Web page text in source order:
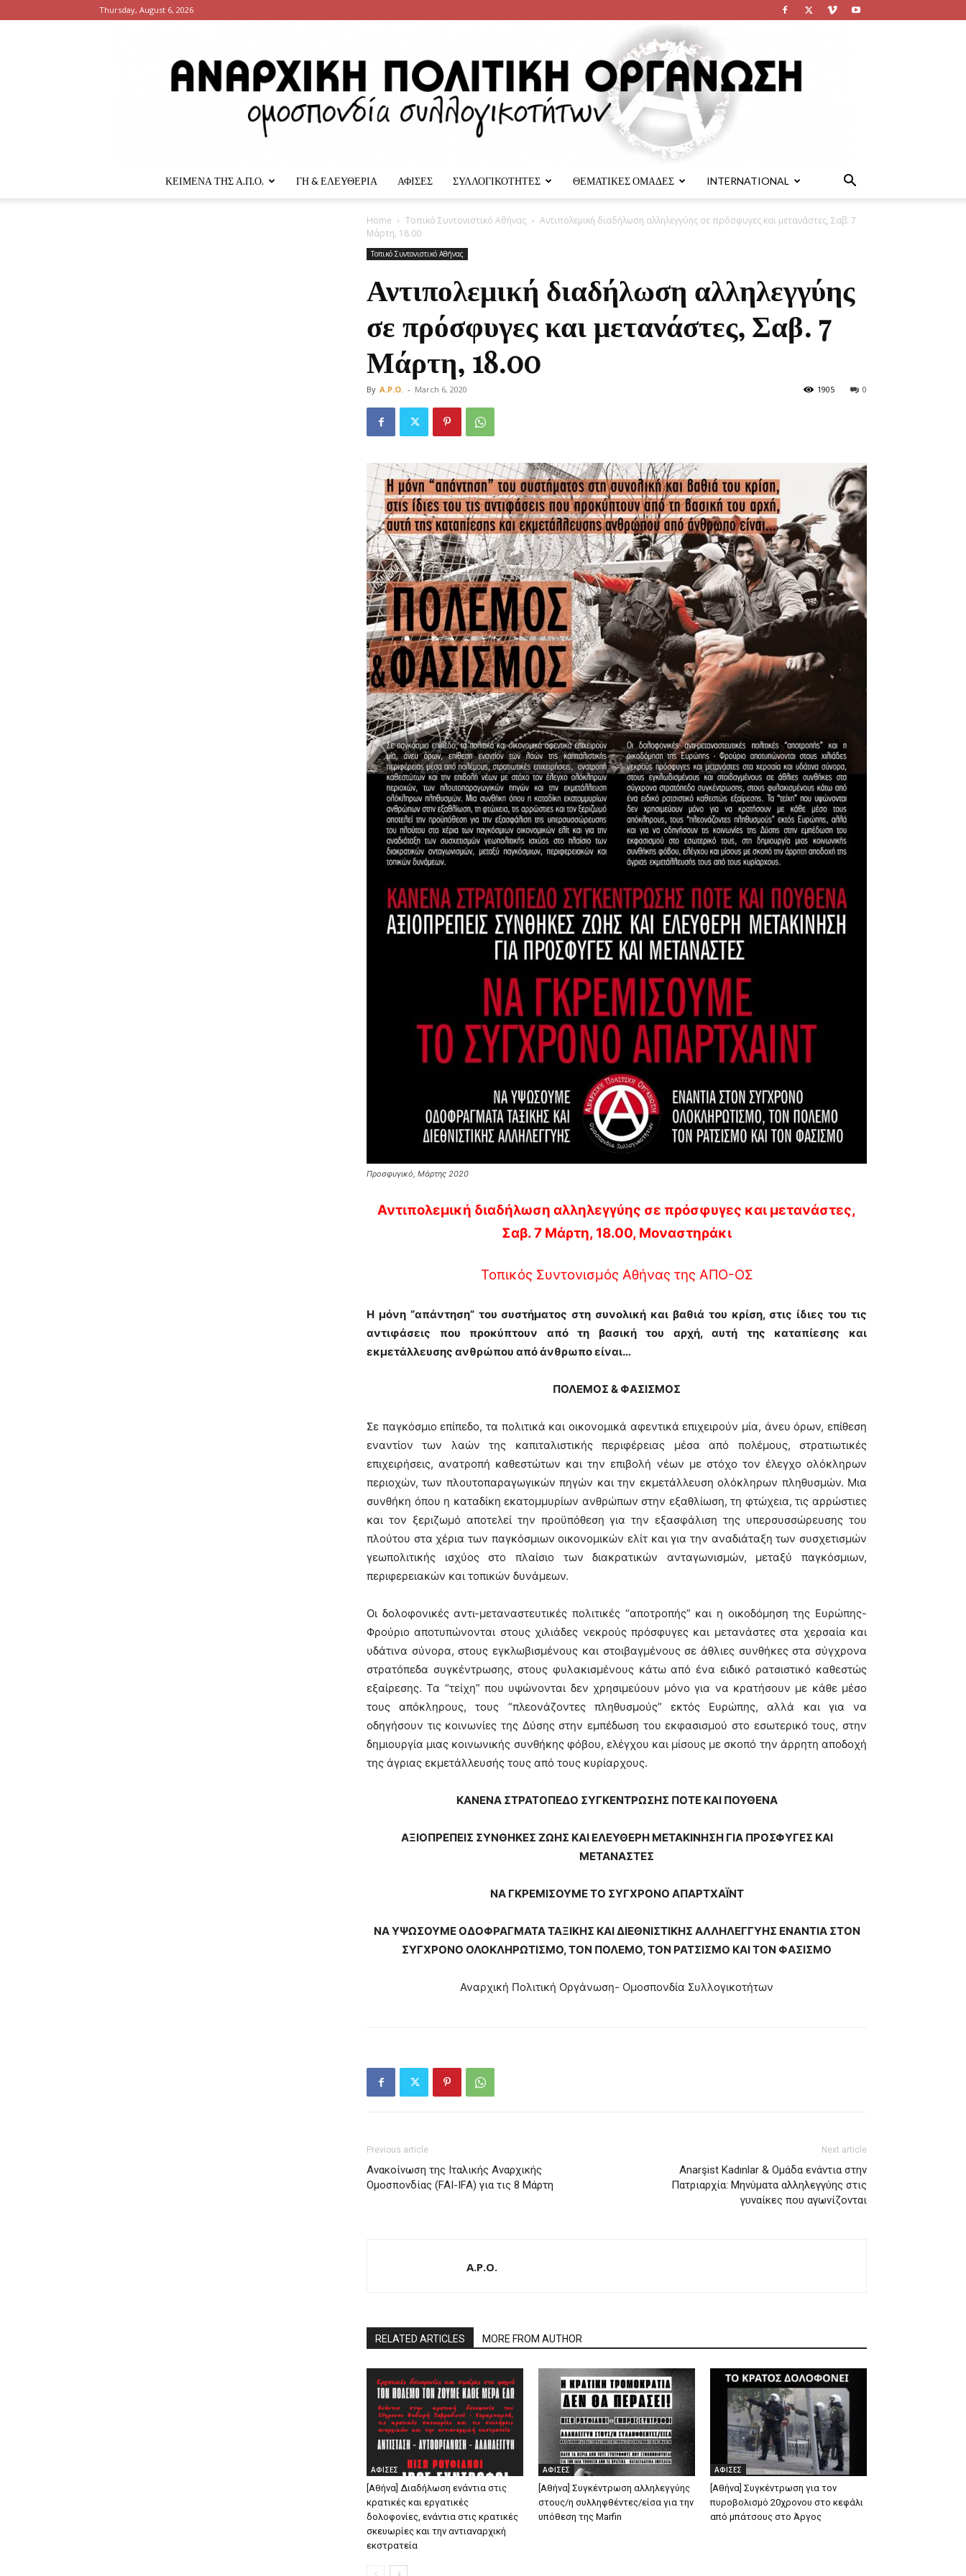
Thursday, August 6, 2026
Πολιτική
ΚΕΙΜΕΝΑ ΤΗΣ Α.Π.Ο. ΓΗ & ΕΛΕΥΘΕΡΙΑ ΑΦΙΣΕΣ ΣΥΛΛΟΓΙΚΟΤΗΤΕΣ ΘΕΜΑΤΙΚΕΣ ΟΜΑΔΕΣ INTERNATIONAL
Home Τοπικό Συντονιστικό Αθήνας
Αντιπολεμική διαδήλωση αλληλεγγύης σε πρόσφυγες και μετανάστες, Σαβ. 7
Μάρτη, 18.00
Τοπικό Συντονιστικό Αθήνας
Αντιπολεμική διαδήλωση αλληλεγγύης
σε πρόσφυγες και μετανάστες, Σαβ. 7
Μάρτη, 18.00
By A.P.O. - March 6, 2020 0
1905
Προσφυγικό, Μάρτης 2020
Αντιπολεμική διαδήλωση αλληλεγγύης σε πρόσφυγες και μετανάστες,
Σαβ. 7 Μάρτη, 18.00, Μοναστηράκι
Τοπικός Συντονισμός Αθήνας της ΑΠΟ-ΟΣ
Η μόνη “απάντηση” του συστήματος στη συνολική και βαθιά του κρίση, στις ίδιες του τις
αντιφάσεις που προκύπτουν από τη βασική του αρχή, αυτή της καταπίεσης και
εκμετάλλευσης ανθρώπου από άνθρωπο είναι…
ΠΟΛΕΜΟΣ & ΦΑΣΙΣΜΟΣ
Σε παγκόσμιο επίπεδο, τα πολιτικά και οικονομικά αφεντικά επιχειρούν μία, άνευ όρων, επίθεση
εναντίον των λαών της καπιταλιστικής περιφέρειας μέσα από πολέμους, στρατιωτικές
επιχειρήσεις, ανατροπή καθεστώτων και την επιβολή νέων με στόχο τον έλεγχο ολόκληρων
περιοχών, των πλουτοπαραγωγικών πηγών και την εκμετάλλευση ολόκληρων πληθυσμών. Μια
συνθήκη όπου η καταδίκη εκατομμυρίων ανθρώπων στην εξαθλίωση, τη φτώχεια, τις αρρώστιες
και τον ξεριζωμό αποτελεί την προϋπόθεση για την εξασφάλιση της υπερσυσσώρευσης του
πλούτου στα χέρια των παγκόσμιων οικονομικών ελίτ και για την αναδιάταξη των συσχετισμών
γεωπολιτικής ισχύος στο πλαίσιο των διακρατικών ανταγωνισμών, μεταξύ παγκόσμιων,
περιφερειακών και τοπικών δυνάμεων.
Οι δολοφονικές αντι-μεταναστευτικές πολιτικές “αποτροπής” και η οικοδόμηση της Ευρώπης-
Φρούριο αποτυπώνονται στους χιλιάδες νεκρούς πρόσφυγες και μετανάστες στα χερσαία και
υδάτινα σύνορα, στους εγκλωβισμένους και στοιβαγμένους σε άθλιες συνθήκες στα σύγχρονα
στρατόπεδα συγκέντρωσης, στους φυλακισμένους κάτω από ένα ειδικό ρατσιστικό καθεστώς
εξαίρεσης. Τα “τείχη” που υψώνονται δεν χρησιμεύουν μόνο για να κρατήσουν με κάθε μέσο
τους απόκληρους, τους “πλεονάζοντες πληθυσμούς” εκτός Ευρώπης, αλλά και για να
οδηγήσουν τις κοινωνίες της Δύσης στην εμπέδωση του εκφασισμού στο εσωτερικό τους, στην
δημιουργία μιας κοινωνικής συνθήκης φόβου, ελέγχου και μίσους με σκοπό την άρρητη αποδοχή
της άγριας εκμετάλλευσής τους από τους κυρίαρχους.
ΚΑΝΕΝΑ ΣΤΡΑΤΟΠΕΔΟ ΣΥΓΚΕΝΤΡΩΣΗΣ ΠΟΤΕ ΚΑΙ ΠΟΥΘΕΝΑ
ΑΞΙΟΠΡΕΠΕΙΣ ΣΥΝΘΗΚΕΣ ΖΩΗΣ ΚΑΙ ΕΛΕΥΘΕΡΗ ΜΕΤΑΚΙΝΗΣΗ ΓΙΑ ΠΡΟΣΦΥΓΕΣ ΚΑΙ
ΜΕΤΑΝΑΣΤΕΣ
ΝΑ ΓΚΡΕΜΙΣΟΥΜΕ ΤΟ ΣΥΓΧΡΟΝΟ ΑΠΑΡΤΧΑΪΝΤ
ΝΑ ΥΨΩΣΟΥΜΕ ΟΔΟΦΡΑΓΜΑΤΑ ΤΑΞΙΚΗΣ ΚΑΙ ΔΙΕΘΝΙΣΤΙΚΗΣ ΑΛΛΗΛΕΓΓΥΗΣ ΕΝΑΝΤΙΑ ΣΤΟΝ
ΣΥΓΧΡΟΝΟ ΟΛΟΚΛΗΡΩΤΙΣΜΟ, ΤΟΝ ΠΟΛΕΜΟ, ΤΟΝ ΡΑΤΣΙΣΜΟ ΚΑΙ ΤΟΝ ΦΑΣΙΣΜΟ
Αναρχική Πολιτική Οργάνωση- Ομοσπονδία Συλλογικοτήτων
Previous article
Ανακοίνωση της Ιταλικής Αναρχικής
Ομοσπονδίας (FAI-IFA) για τις 8 Μάρτη
Next article
Anarşist Kadınlar & Ομάδα ενάντια στην
Πατριαρχία: Μηνύματα αλληλεγγύης στις
γυναίκες που αγωνίζονται
A.P.O.
RELATED ARTICLES MORE FROM AUTHOR
ΑΦΙΣΕΣ
[Αθήνα] Διαδήλωση ενάντια στις
κρατικές και εργατικές
δολοφονίες, ενάντια στις κρατικές
σκευωρίες και την αντιαναρχική
εκστρατεία
ΑΦΙΣΕΣ
[Αθήνα] Συγκέντρωση αλληλεγγύης
στους/η συλληφθέντες/είσα για την
υπόθεση της Marfin
ΑΦΙΣΕΣ
[Αθήνα] Συγκέντρωση για τον
πυροβολισμό 20χρονου στο κεφάλι
από μπάτσους στο Άργος